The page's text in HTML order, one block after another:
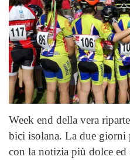
Week end della vera
bici isolana. La due giorni
con la notizia più dolce ed